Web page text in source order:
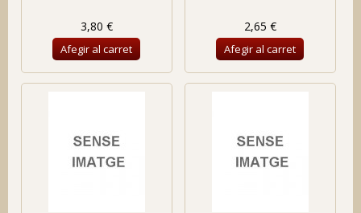
3,80 €
Afegir al carret
2,65 €
Afegir al carret